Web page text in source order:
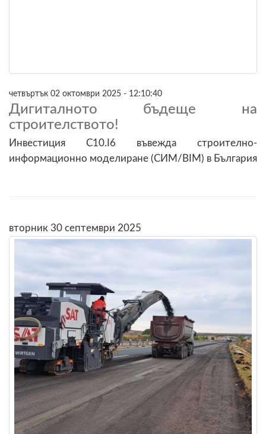
четвъртък 02 октомври 2025 - 12:10:40
Дигиталното бъдеще на
строителството!
Инвестиция C10.I6 въвежда строително-
информационно моделиране (СИМ/BIM) в България
вторник 30 септември 2025